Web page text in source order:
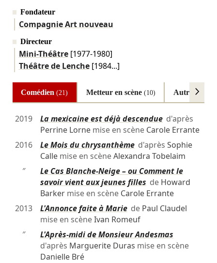
Fondateur
Compagnie Art nouveau
Directeur
Mini-Théâtre[1977-1980]
Théâtre de Lenche[1984...]
Comédien(21) Metteur en scène (10) Autres(2)
2019 La mexicaine est déjà descendued'après
Perrine Lornemise en scène Carole Errante
2016
Le Mois du chrysanthèmed'après Sophie
Callemise en scèneAlexandra Tobelaim
″
Le Cas Blanche-Neige – ou Comment le
savoir vient aux jeunes filles de Howard
Barkermise en scène Carole Errante
2013
L'Annonce faite à Mariede Paul Claudel
mise en scèneIvan Romeuf
″
L'Après-midi de Monsieur Andesmas
d'après Marguerite Duras mise en scène
Danielle Bré